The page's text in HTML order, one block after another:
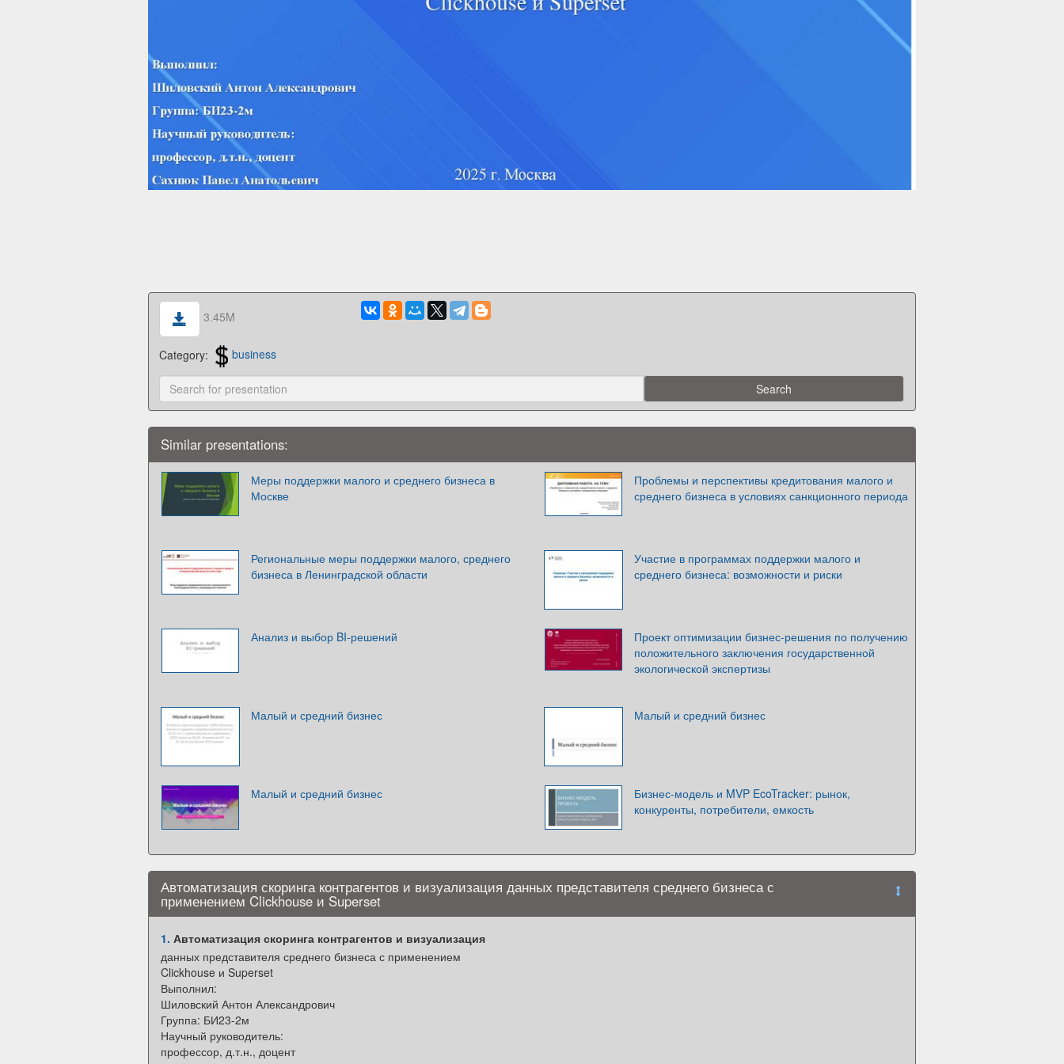
3.45M
Category: business
Similar presentations:
Меры поддержки малого и среднего бизнеса в
Москве
Проблемы и перспективы кредитования малого и
среднего бизнеса в условиях санкционного периода
Региональные меры поддержки малого, среднего
бизнеса в Ленинградской области
Участие в программах поддержки малого и
среднего бизнеса: возможности и риски
Анализ и выбор BI-решений
Проект оптимизации бизнес-решения по получению
положительного заключения государственной
экологической экспертизы
Малый и средний бизнес Малый и средний бизнес
Малый и средний бизнес
Бизнес-модель и MVP EcoTracker: рынок,
конкуренты, потребители, емкость
Автоматизация скоринга контрагентов и визуализация данных представителя среднего бизнеса с
применением Clickhouse и Superset
1. Автоматизация скоринга контрагентов и визуализация
данных представителя среднего бизнеса с применением
Clickhouse и Superset
Выполнил:
Шиловский Антон Александрович
Группа: БИ23-2м
Научный руководитель:
профессор, д.т.н., доцент